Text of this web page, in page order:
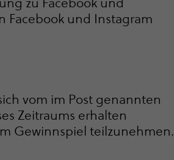
zu Facebook und
Facebook und Instagram
vom im Post genannten
Zeitraums erhalten
Gewinnspiel teilzunehmen.